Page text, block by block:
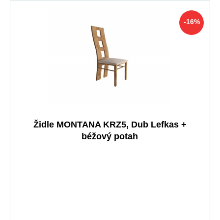
-16%
Židle MONTANA KRZ5, Dub Lefkas +
béžový potah